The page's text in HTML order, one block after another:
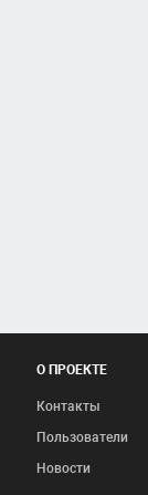
О ПРОЕКТЕ
Контакты
Пользователи
Новости